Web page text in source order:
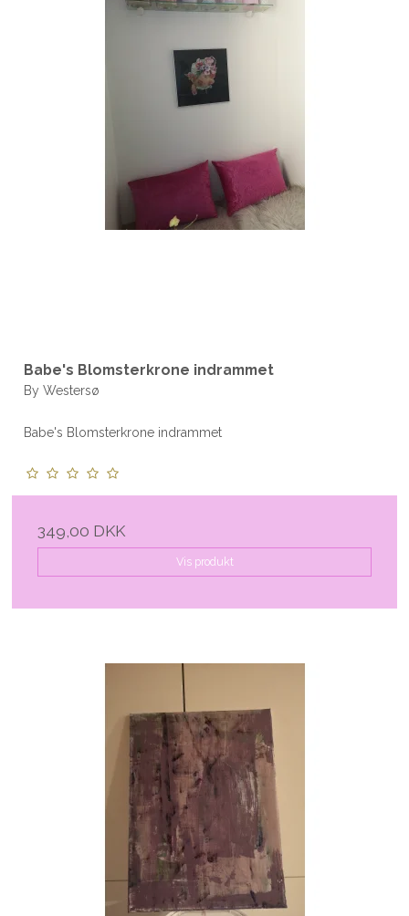
Babe's Blomsterkrone indrammet
By Westersø
Babe's Blomsterkrone indrammet
349,00 DKK
Vis produkt